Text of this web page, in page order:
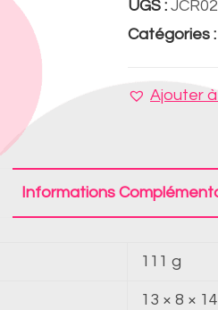
UGS :
Catégories :
Ajouter
Informations
111 g
13 × 8 ×